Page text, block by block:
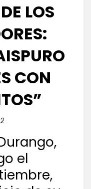
LOS
CON
el